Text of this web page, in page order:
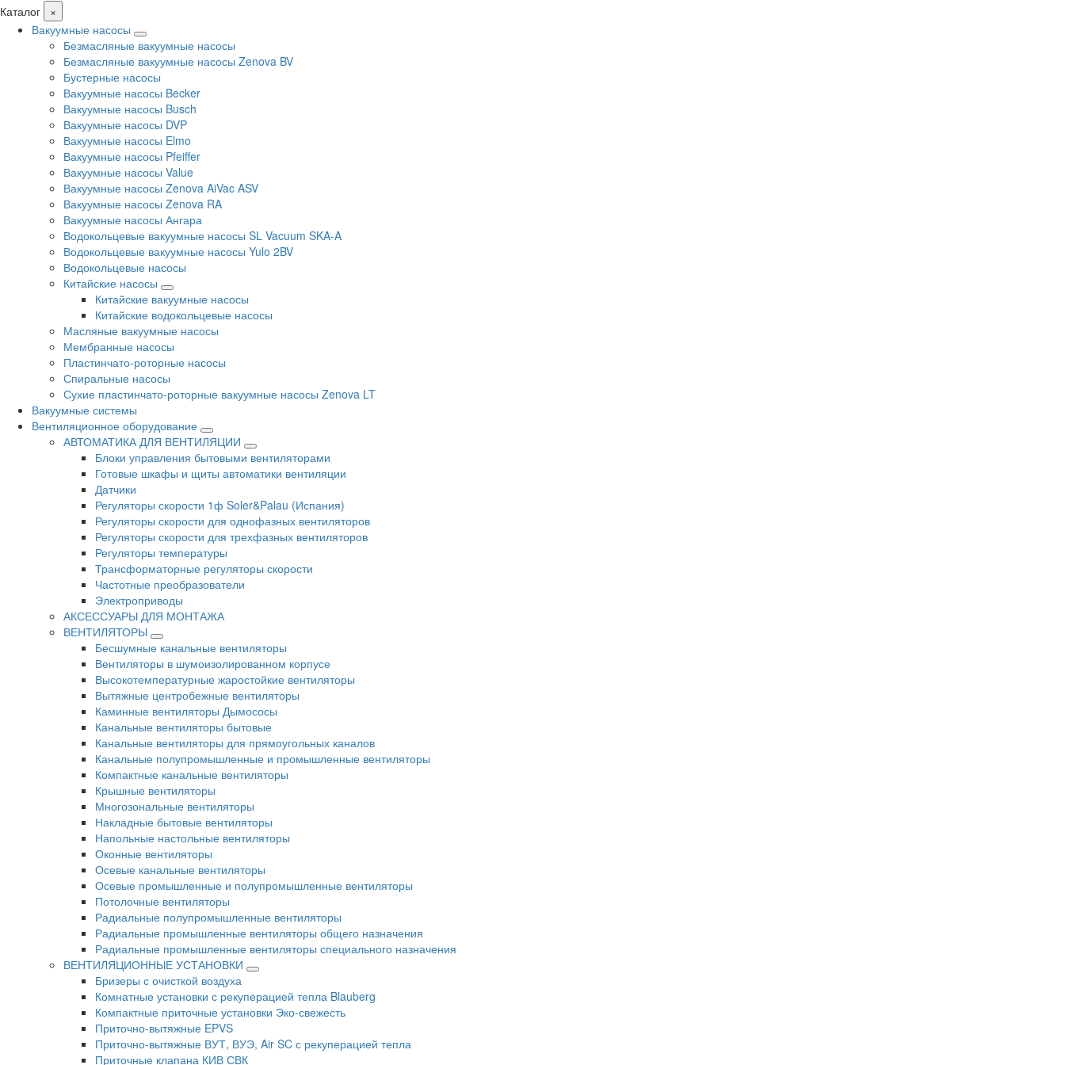
Каталог
×
Вакуумные насосы
Безмасляные вакуумные насосы
Безмасляные вакуумные насосы Zenova BV
Бустерные насосы
Вакуумные насосы Becker
Вакуумные насосы Busch
Вакуумные насосы DVP
Вакуумные насосы Elmo
Вакуумные насосы Pfeiffer
Вакуумные насосы Value
Вакуумные насосы Zenova AiVac ASV
Вакуумные насосы Zenova RA
Вакуумные насосы Ангара
Водокольцевые вакуумные насосы SL Vacuum SKA-A
Водокольцевые вакуумные насосы Yulo 2BV
Водокольцевые насосы
Китайские насосы
Китайские вакуумные насосы
Китайские водокольцевые насосы
Масляные вакуумные насосы
Мембранные насосы
Пластинчато-роторные насосы
Спиральные насосы
Сухие пластинчато-роторные вакуумные насосы Zenova LT
Вакуумные системы
Вентиляционное оборудование
АВТОМАТИКА ДЛЯ ВЕНТИЛЯЦИИ
Блоки управления бытовыми вентиляторами
Готовые шкафы и щиты автоматики вентиляции
Датчики
Регуляторы скорости 1ф Soler&Palau (Испания)
Регуляторы скорости для однофазных вентиляторов
Регуляторы скорости для трехфазных вентиляторов
Регуляторы температуры
Трансформаторные регуляторы скорости
Частотные преобразователи
Электроприводы
АКСЕССУАРЫ ДЛЯ МОНТАЖА
ВЕНТИЛЯТОРЫ
Бесшумные канальные вентиляторы
Вентиляторы в шумоизолированном корпусе
Высокотемпературные жаростойкие вентиляторы
Вытяжные центробежные вентиляторы
Каминные вентиляторы Дымососы
Канальные вентиляторы бытовые
Канальные вентиляторы для прямоугольных каналов
Канальные полупромышленные и промышленные вентиляторы
Компактные канальные вентиляторы
Крышные вентиляторы
Многозональные вентиляторы
Накладные бытовые вентиляторы
Напольные настольные вентиляторы
Оконные вентиляторы
Осевые канальные вентиляторы
Осевые промышленные и полупромышленные вентиляторы
Потолочные вентиляторы
Радиальные полупромышленные вентиляторы
Радиальные промышленные вентиляторы общего назначения
Радиальные промышленные вентиляторы специального назначения
ВЕНТИЛЯЦИОННЫЕ УСТАНОВКИ
Бризеры с очисткой воздуха
Комнатные установки с рекуперацией тепла Blauberg
Компактные приточные установки Эко-свежесть
Приточно-вытяжные EPVS
Приточно-вытяжные ВУТ, ВУЭ, Air SC с рекуперацией тепла
Приточные клапана КИВ СВК